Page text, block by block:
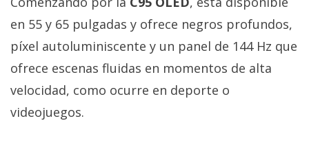
trucos y
El Grupo
Informático
(CC) 2006-
derechos
reservados.
en 55 y 65 pulgadas y ofrece negros profundos,
píxel autoluminiscente y un panel de 144 Hz que
ofrece escenas fluidas en momentos de alta
velocidad, como ocurre en deporte o
videojuegos.